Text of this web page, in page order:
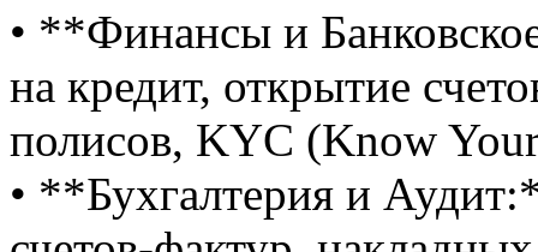
• **Финансы и
на кредит, открытие
полисов, KYC (Know
• **Бухгалтерия и